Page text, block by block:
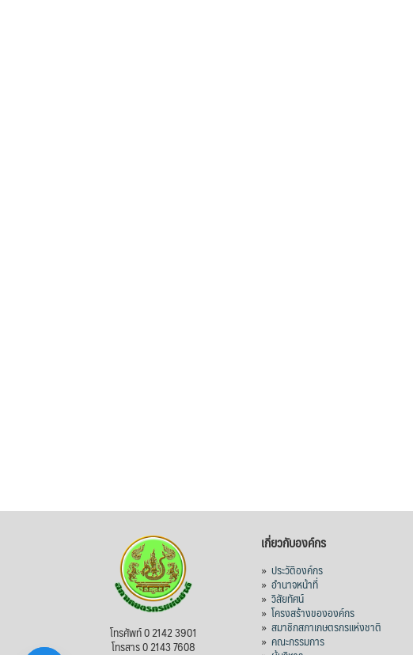
โทรศัพท์ 0 2142 3901
โทรสาร 0 2143 7608
เกี่ยวกับองค์กร
»ประวัติองค์กร
»อำนาจหน้าที่
»วิสัยทัศน์
»โครงสร้างขององค์กร
»สมาชิกสภาเกษตรกรแห่งชาติ
»คณะกรรมการ